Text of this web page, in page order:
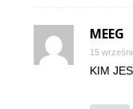
MEEG
15
KIM